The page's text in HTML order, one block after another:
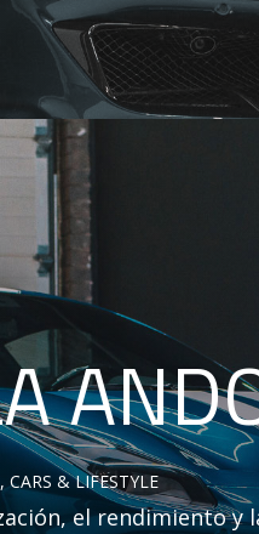
CARS & LIFESTYLE
el rendimiento y